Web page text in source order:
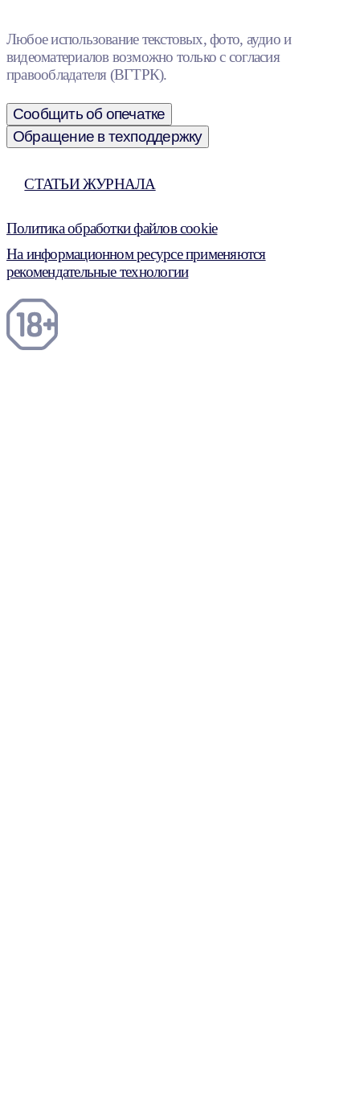
Любое использование текстовых, фото, аудио и
видеоматериалов возможно только с согласия
правообладателя (ВГТРК).
Сообщить об опечатке
Обращение в техподдержку
СТАТЬИ ЖУРНАЛА
Политика обработки файлов cookie
На информационном ресурсе применяются
рекомендательные технологии